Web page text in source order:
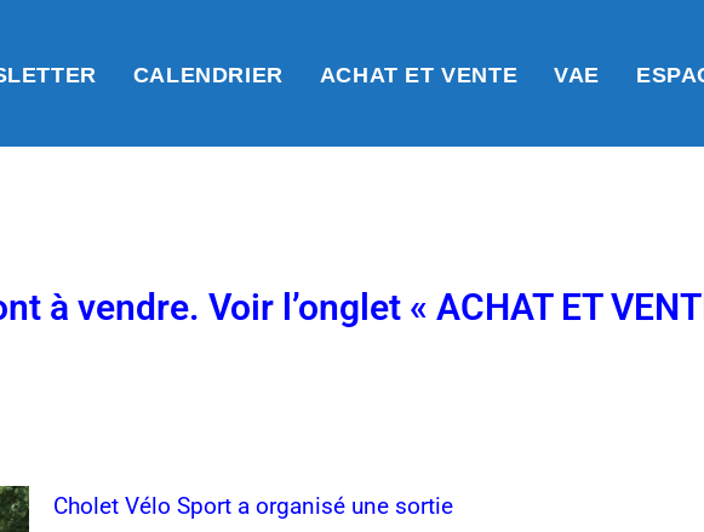
CALENDRIER ACHAT ET VENTE VAE
à vendre. Voir l’onglet « ACHAT ET
Cholet Vélo Sport a organisé une sortie